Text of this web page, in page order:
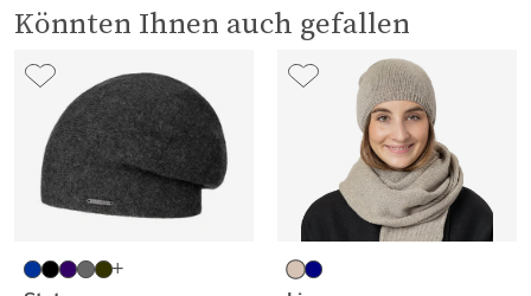
Könnten Ihnen auch gefallen